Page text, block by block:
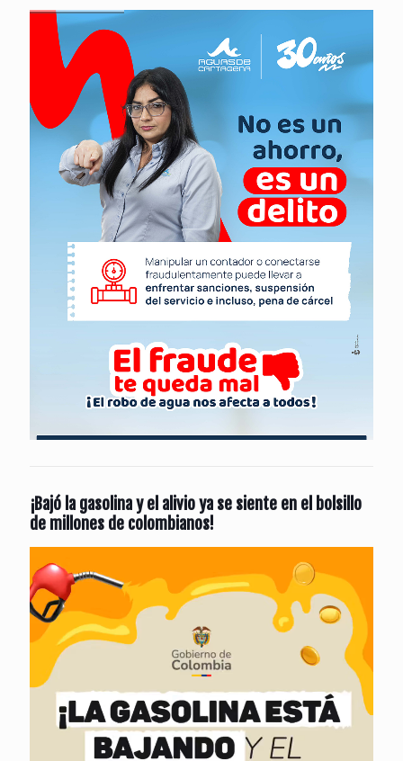
¡Bajó la gasolina y el alivio ya se siente en el bolsillo
de millones de colombianos!
de
vídeo